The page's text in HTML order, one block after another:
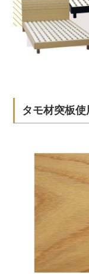
タモ材突板使